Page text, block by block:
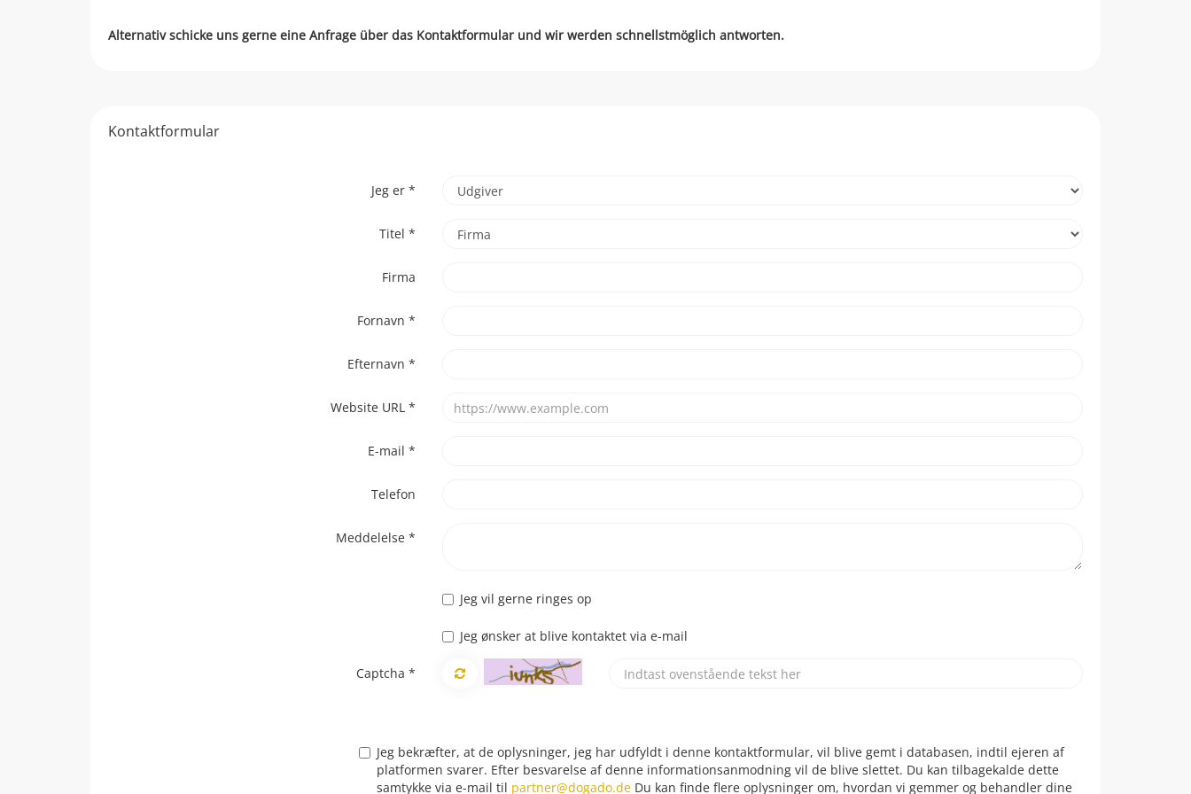
Alternativ schicke uns gerne eine Anfrage über das Kontaktformular und wir werden schnellstmöglich antworten.
Kontaktformular
Jeg er *
Titel *
Firma
Fornavn *
Efternavn *
Website URL *
E-mail *
Telefon
Meddelelse *
Jeg vil gerne ringes op
Jeg ønsker at blive kontaktet via e-mail
Captcha *
Jeg bekræfter, at de oplysninger, jeg har udfyldt i denne kontaktformular, vil blive gemt i databasen, indtil ejeren af
platformen svarer. Efter besvarelse af denne informationsanmodning vil de blive slettet. Du kan tilbagekalde dette
samtykke via e-mail til partner@dogado.deDu kan finde flere oplysninger om, hvordan vi gemmer og behandler dine